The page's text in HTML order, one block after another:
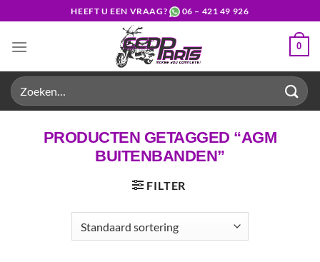
naar
inhoud
HEEFT U EEN VRAAG? 06 – 421 49 926
0
Zoeken
naar:
PRODUCTEN GETAGGED “AGM
BUITENBANDEN”
FILTER